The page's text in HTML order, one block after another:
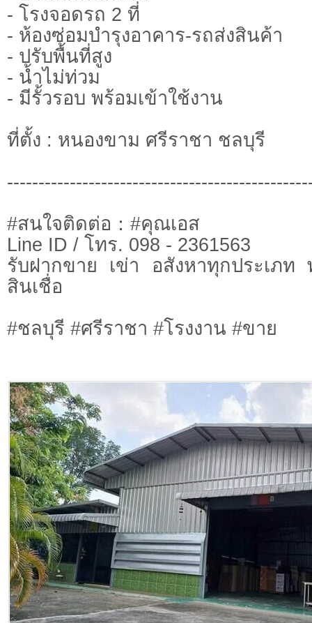
- โรงจอดรถ 2 ที่
- ห้องซ่อมบำรุงอาคาร-รถส่งสินค้า
- ปรับพื้นที่สูง
- น้ำไม่ท่วม
- มีรั้วรอบ พร้อมเข้าใช้งาน
ที่ตั้ง : หนองขาม ศรีราชา ชลบุรี
#สนใจติดต่อ：#คุณเอส
Line ID / โทร. 098 - 2361563
รับฝากขาย เข่า อสังหาทุกประเภท
สินเชื่อ
#ชลบุรี #ศรีราชา #โรงงาน #ขาย